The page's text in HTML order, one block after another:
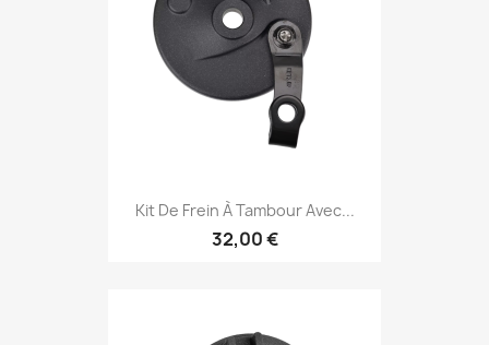
Kit De Frein À Tambour Avec...
32,00 €